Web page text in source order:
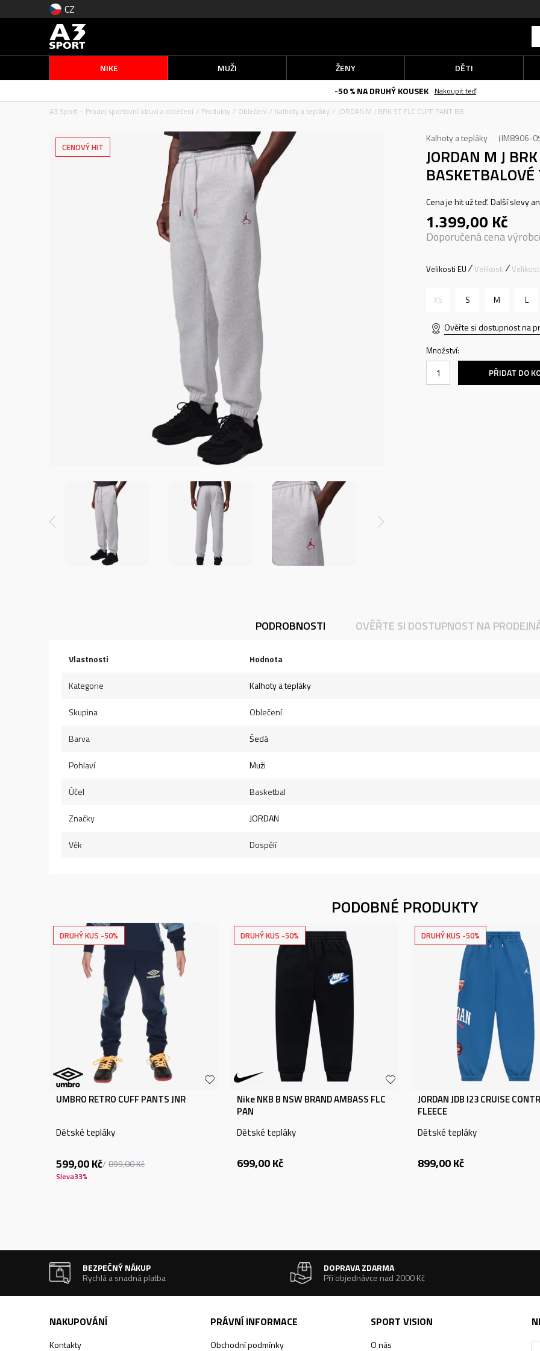
CZ
NIKE MUŽI ŽENY
DĚTI
-50 % NA DRUHÝ KOUSEK
Nakoupit teď
A3 Sport – Prodej sportovní obuvi a oblečení
Produkty Oblečení Kalhoty a tepláky JORDAN M J BRK ST FLC CUFF PANT BB
CENOVÝ HIT
Kalhoty a tepláky IM8906-
JORDAN M J
Cena je hit už teď. Další slevy
1.399,00 Kč
Doporučená cena
Velikosti EU Velikosti
XS S M L
Ověřte si dostupnost na
Množství:
PŘIDAT DO
PODROBNOSTI OVĚŘTE SI DOSTUPNOST NA
Vlastnosti Hodnota
Kategorie Kalhoty a tepláky
Skupina Oblečení
Barva Šedá
Pohlaví Muži
Účel Basketbal
Značky JORDAN
Věk Dospělí
PODOBNÉ PRODUKTY
DRUHÝ KUS -50%
UMBRO RETRO CUFF PANTS JNR
Dětské tepláky
599,00Kč 899,00Kč
Sleva33%
DRUHÝ KUS -50%
Nike NKB B NSW BRAND AMBASS FLC
PAN
Dětské tepláky
699,00Kč
DRUHÝ KUS -50%
JORDAN JDB I23 CRUISE
FLEECE
Dětské tepláky
899,00Kč
BEZPEČNÝ NÁKUP
Rychlá a snadná platba
DOPRAVA ZDARMA
Při objednávce nad 2000 Kč
NAKUPOVÁNÍ
Kontakty
PRÁVNÍ INFORMACE
Obchodní podmínky
SPORT VISION
O nás